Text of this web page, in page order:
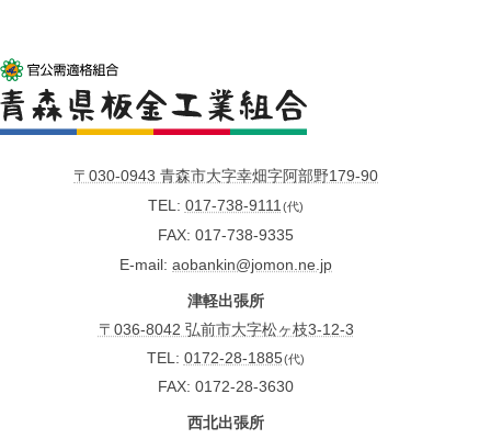
〒030-0943 青森市大字幸畑字阿部野179-90
TEL 017-738-9111(代)
FAX 017-738-9335
E-mail aobankin@jomon.ne.jp
津軽出張所
〒036-8042 弘前市大字松ヶ枝3-12-3
TEL: 0172-28-1885(代)
FAX: 0172-28-3630
西北出張所